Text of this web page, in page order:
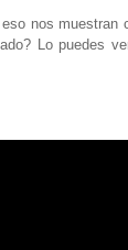
nos muestran
Lo puedes